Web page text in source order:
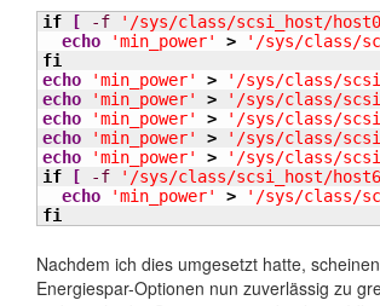
if [ -f
'/sys/class/scsi_host/
echo
'min_power' >
'/sys/class/
fi
echo
'min_power' >
'/sys/class/
echo
'min_power' >
'/sys/class/
echo
'min_power' >
'/sys/class/
echo
'min_power' >
'/sys/class/
echo
'min_power' >
'/sys/class/
if
[ -f
'/sys/class/scsi_host/
echo
'min_power' >
'/sys/class/
fi
Nachdem ich dies umgesetzt hatte,
Energiespar-Optionen nun zuverlässig zu